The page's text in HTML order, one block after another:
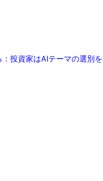
投資家はAIテーマの選別を